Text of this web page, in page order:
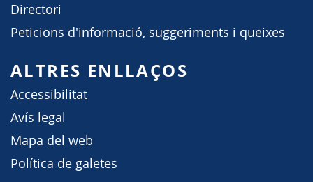
Directori
Peticions d'informació, suggeriments i queixes
ALTRES ENLLAÇOS
Accessibilitat
Avís legal
Mapa del web
Política de galetes